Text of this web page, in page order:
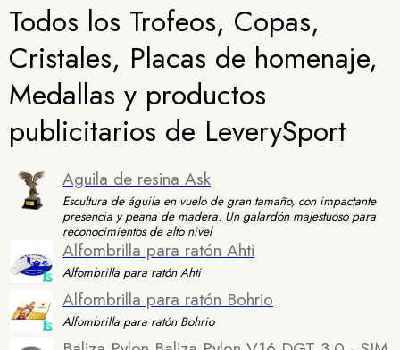
Todos los Trofeos, Copas,
Cristales, Placas de homenaje,
Medallas y productos
publicitarios de LeverySport
Aguila de resina Ask
Escultura de águila en vuelo de gran tamaño, con impactante
presencia y peana de madera. Un galardón majestuoso para
reconocimientos de alto nivel
Alfombrilla para ratón Ahti
Alfombrilla para ratón Ahti
Alfombrilla para ratón Bohrio
Alfombrilla para ratón Bohrio